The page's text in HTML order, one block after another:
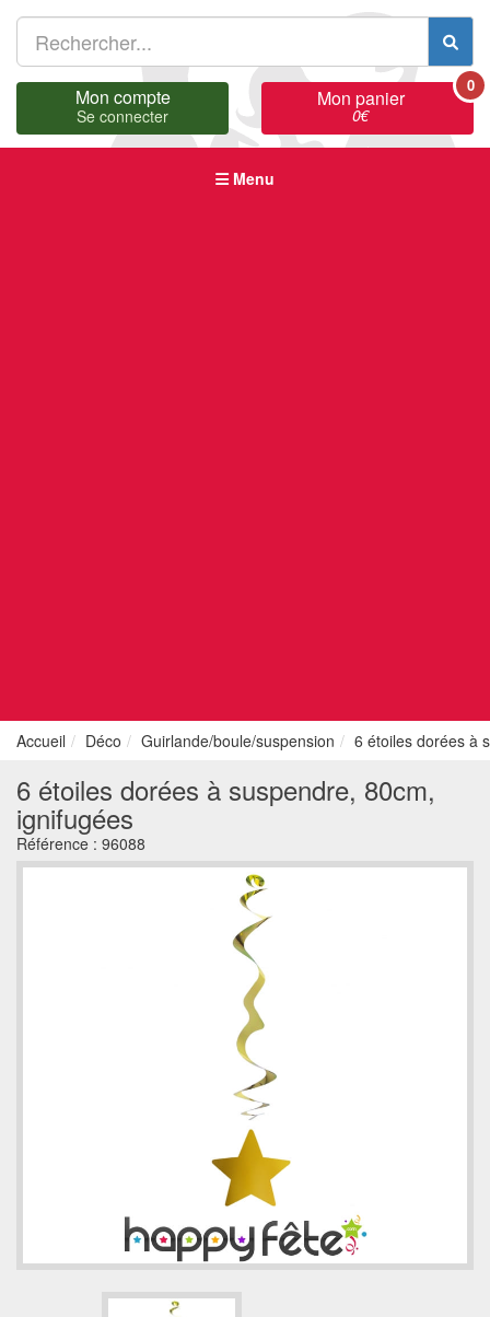
Mon compte
Se connecter
Mon panier
0€
0
Menu
Accueil Déco Guirlande/boule/suspension 6 étoiles dorées à
6 étoiles dorées à suspendre, 80cm,
ignifugées
Référence : 96088